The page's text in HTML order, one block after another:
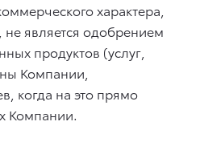
характера,
является одобрением
продуктов (услуг,
Компании,
когда на это прямо
Компании.